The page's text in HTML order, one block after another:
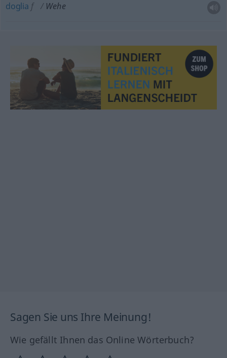
doglia f Wehe
Sagen Sie uns Ihre Meinung!
Wie gefällt Ihnen das Online Wörterbuch?